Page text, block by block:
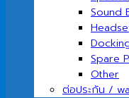
Sound
Spare
Other
ต่อประกัน /